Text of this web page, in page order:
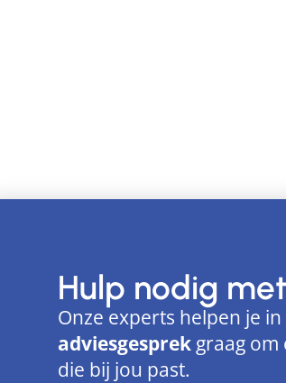
Hulp nodig
Onze experts helpen je in
adviesgesprek graag
die bij jou past.